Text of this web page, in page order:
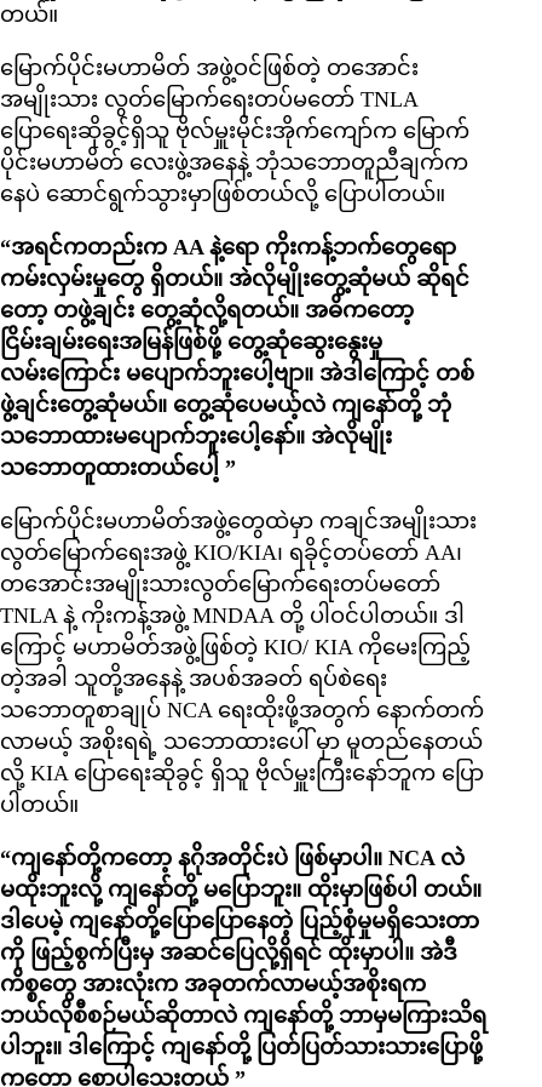
တယ်။
မြောက်ပိုင်းမဟာမိတ် အဖွဲ့ဝင်ဖြစ်တဲ့ တအောင်း
အမျိုးသား လွတ်မြောက်ရေးတပ်မတော် TNLA
ပြောရေးဆိုခွင့်ရှိသူ ဗိုလ်မှူးမိုင်းအိုက်ကျော်က မြောက်
ပိုင်းမဟာမိတ် လေးဖွဲ့အနေနဲ့ ဘုံသဘောတူညီချက်က
နေပဲ ဆောင်ရွက်သွားမှာဖြစ်တယ်လို့ ပြောပါတယ်။
“အရင်ကတည်းက AA နဲ့ရော ကိုးကန့်ဘက်တွေရော
ကမ်းလှမ်းမှုတွေ ရှိတယ်။ အဲလိုမျိုးတွေ့ဆုံမယ် ဆိုရင်
တော့ တဖွဲ့ချင်း တွေ့ဆုံလို့ရတယ်။ အဓိကတော့
ငြိမ်းချမ်းရေးအမြန်ဖြစ်ဖို့ တွေ့ဆုံဆွေးနွေးမှု
လမ်းကြောင်း မပျောက်ဘူးပေါ့ဗျာ။ အဲဒါကြောင့် တစ်
ဖွဲ့ချင်းတွေ့ဆုံမယ်။ တွေ့ဆုံပေမယ့်လဲ ကျနော်တို့ ဘုံ
သဘောထားမပျောက်ဘူးပေါ့နော်။ အဲလိုမျိုး
သဘောတူထားတယ်ပေါ့ ”
မြောက်ပိုင်းမဟာမိတ်အဖွဲ့တွေထဲမှာ ကချင်အမျိုးသား
လွတ်မြောက်ရေးအဖွဲ့ KIO/KIA၊ ရခိုင့်တပ်တော် AA၊
တအောင်းအမျိုးသားလွတ်မြောက်ရေးတပ်မတော်
TNLA နဲ့ ကိုးကန့်အဖွဲ့ MNDAA တို့ ပါဝင်ပါတယ်။ ဒါ
ကြောင့် မဟာမိတ်အဖွဲ့ဖြစ်တဲ့ KIO/ KIA ကိုမေးကြည့်
တဲ့အခါ သူတို့အနေနဲ့ အပစ်အခတ် ရပ်စဲရေး
သဘောတူစာချုပ် NCA ရေးထိုးဖို့အတွက် နောက်တက်
လာမယ့် အစိုးရရဲ့ သဘောထားပေါ် မှာ မူတည်နေတယ်
လို့ KIA ပြောရေးဆိုခွင့် ရှိသူ ဗိုလ်မှူးကြီးနော်ဘူက ပြော
ပါတယ်။
“ကျနော်တို့ကတော့ နဂိုအတိုင်းပဲ ဖြစ်မှာပါ။ NCA လဲ
မထိုးဘူးလို့ ကျနော်တို့ မပြောဘူး။ ထိုးမှာဖြစ်ပါ တယ်။
ဒါပေမဲ့ ကျနော်တို့ပြောပြောနေတဲ့ ပြည့်စုံမှုမရှိသေးတာ
ကို ဖြည့်စွက်ပြီးမှ အဆင်ပြေလို့ရှိရင် ထိုးမှာပါ။ အဲဒီ
ကိစ္စတွေ အားလုံးက အခုတက်လာမယ့်အစိုးရက
ဘယ်လိုစီစဉ်မယ်ဆိုတာလဲ ကျနော်တို့ ဘာမှမကြားသိရ
ပါဘူး။ ဒါကြောင့် ကျနော်တို့ ပြတ်ပြတ်သားသားပြောဖို့
ကတော့ စောပါသေးတယ် ”